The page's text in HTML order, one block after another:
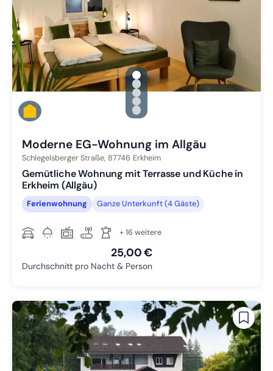
gallery.slide_selector
Zu Slide 1 wechseln
Zu Slide 2 wechseln
Zu Slide 3 wechseln
Zu Slide 4 wechseln
Zu Slide 5 wechseln
Moderne EG-Wohnung im Allgäu
Schlegelsberger Straße, 87746 Erkheim
Gemütliche Wohnung mit Terrasse und Küche in
Erkheim (Allgäu)
Ferienwohnung Ganze Unterkunft (4 Gäste)
+ 16 weitere
25,00 €
Durchschnitt pro Nacht & Person